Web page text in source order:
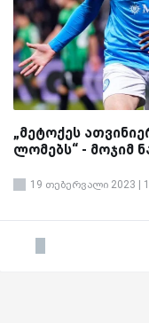
„მეტოქეს
ლომებს“ - მოჯიმ
19 თებერვალი 2023 |